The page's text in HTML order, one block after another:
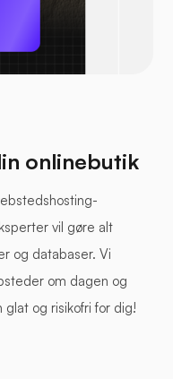
onlinebutik
vil gøre alt
og databaser. Vi
om dagen og
og risikofri for dig!